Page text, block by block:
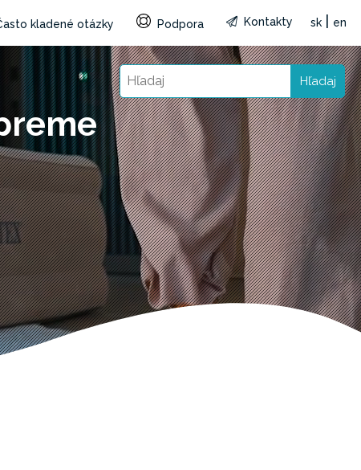
kladené otázky Podpora Kontakty sk en
Hľadaj